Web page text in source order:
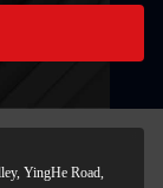
YingHe Road,